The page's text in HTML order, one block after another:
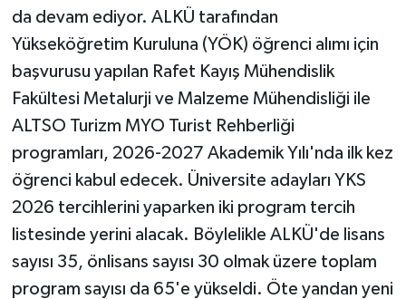
da devam ediyor. ALKÜ tarafından
Yükseköğretim Kuruluna (YÖK) öğrenci alımı için
başvurusu yapılan Rafet Kayış Mühendislik
Fakültesi Metalurji ve Malzeme Mühendisliği ile
ALTSO Turizm MYO Turist Rehberliği
programları, 2026-2027 Akademik Yılı'nda ilk kez
öğrenci kabul edecek. Üniversite adayları YKS
2026 tercihlerini yaparken iki program tercih
listesinde yerini alacak. Böylelikle ALKÜ'de lisans
sayısı 35, önlisans sayısı 30 olmak üzere toplam
program sayısı da 65'e yükseldi. Öte yandan yeni